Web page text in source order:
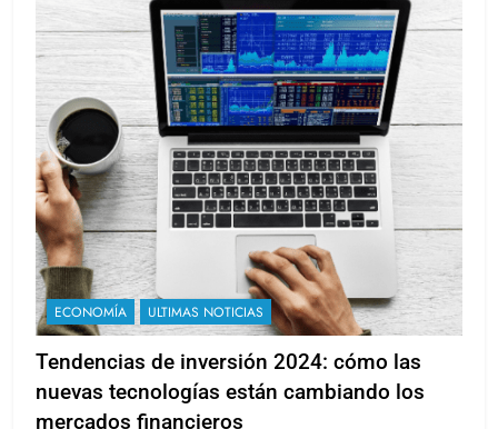
ECONOMÍA ULTIMAS NOTICIAS
Tendencias de inversión 2024: cómo las
nuevas tecnologías están cambiando los
mercados financieros